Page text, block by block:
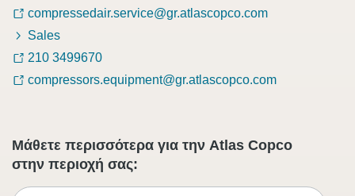
compressedair.service@gr.atlascopco.com
Sales
210 3499670
compressors.equipment@gr.atlascopco.com
Μάθετε περισσότερα για την Atlas Copco
στην περιοχή σας: